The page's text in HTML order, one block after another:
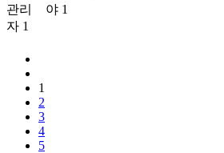
관리
자 1
야 1
1
2
3
4
5